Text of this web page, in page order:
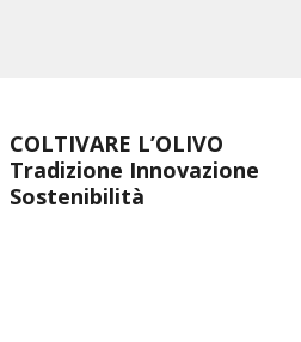
COLTIVARE L’OLIVO
Tradizione Innovazione
Sostenibilità